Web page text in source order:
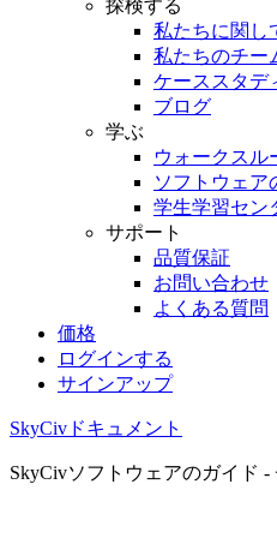
探検する
私たちに関し
私たちのチー
ケーススタデ
ブログ
学ぶ
ウォークスル
ソフトウェア
学生学習セン
サポート
品質保証
お問い合わせ
よくある質問
価格
ログインする
サインアップ
SkyCivドキュメント
SkyCivソフトウェアのガイド